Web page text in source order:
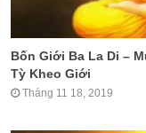
Bốn Giới Ba La Di –
Tỳ Kheo Giới
Tháng 11 18, 2019